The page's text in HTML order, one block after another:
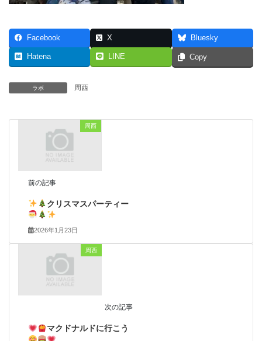
Facebook X Bluesky
Hatena LINE Copy
ラボ 周西
周西
前の記事
クリスマスパーティー
2026年1月23日
周西
次の記事
マクドナルドに行こう